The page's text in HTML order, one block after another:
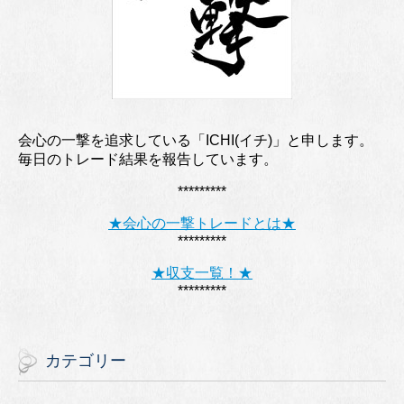
会心の一撃を追求している「ICHI(イチ)」と申します。
毎日のトレード結果を報告しています。
*********
★会心の一撃トレードとは★
*********
★収支一覧！★
*********
カテゴリー